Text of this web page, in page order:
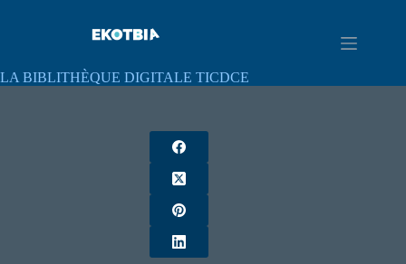
LA BIBLITHÈQUE DIGITALE TICDCE